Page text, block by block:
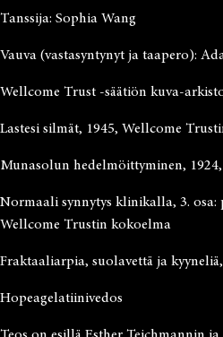
Tanssija: Sophia Wang
Vauva (vastasyntynyt ja taapero):
Wellcome Trust -säätiön kuva-
Lastesi silmät, 1945, Wellcome
Munasolun hedelmöittyminen,
Normaali synnytys klinikalla, 3. osa:
Wellcome Trustin kokoelma
Fraktaaliarpia, suolavettä ja
Hopeagelatiinivedos